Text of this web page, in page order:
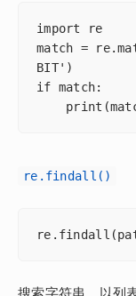
import re
match =
BIT')
if match:
re.findall()